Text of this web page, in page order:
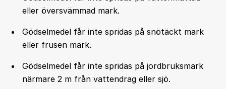
eller översvämmad mark.
Gödselmedel får inte spridas på snötäckt mark
eller frusen mark.
Gödselmedel får inte spridas på jordbruksmark
närmare 2 m från vattendrag eller sjö.